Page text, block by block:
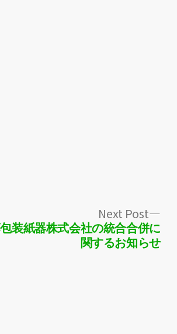
Next Post
Next
装紙器株式会社の統合合併に
関するお知らせ